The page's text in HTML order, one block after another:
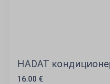
HADAT
16.00 €